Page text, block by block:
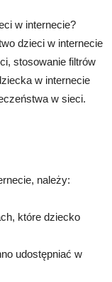
w internecie?
dzieci w internecie
stosowanie filtrów
w internecie
w sieci.
należy:
które dziecko
udostępniać w